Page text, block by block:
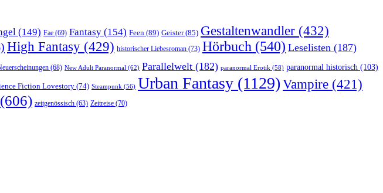
(149) Fae (69) Fantasy (154) Feen (89) Geister(85) Gestaltenwandler (432)
High Fantasy (429) historischer Liebesroman (73) Hörbuch (540) Leselisten (187)
(68) New Adult Paranormal (62) Parallelwelt (182) paranormal Erotik (58) paranormal historisch (103)
Fiction Lovestory (74) Steampunk (56) Urban Fantasy (1129) Vampire (421)
(606) zeitgenössisch (63) Zeitreise (70)